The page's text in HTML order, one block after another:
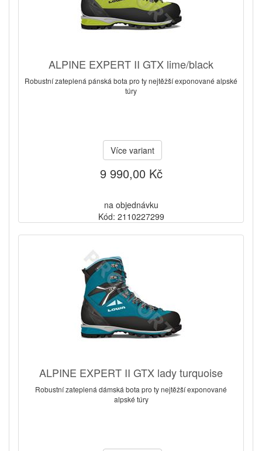
ALPINE EXPERT II GTX lime/black
Robustní zateplená pánská bota pro ty nejtěžší exponované alpské
túry
Více variant
9 990,00 Kč
na objednávku
Kód: 2110227299
ALPINE EXPERT II GTX lady turquoise
Robustní zateplená dámská bota pro ty nejtěžší exponované
alpské túry